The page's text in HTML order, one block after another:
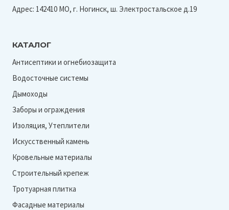
Адрес: 142410 МО, г. Ногинск, ш. Электростальское д.19
КАТАЛОГ
Антисептики и огнебиозащита
Водосточные системы
Дымоходы
Заборы и ограждения
Изоляция, Утеплители
Искусственный камень
Кровельные материалы
Строительный крепеж
Тротуарная плитка
Фасадные материалы